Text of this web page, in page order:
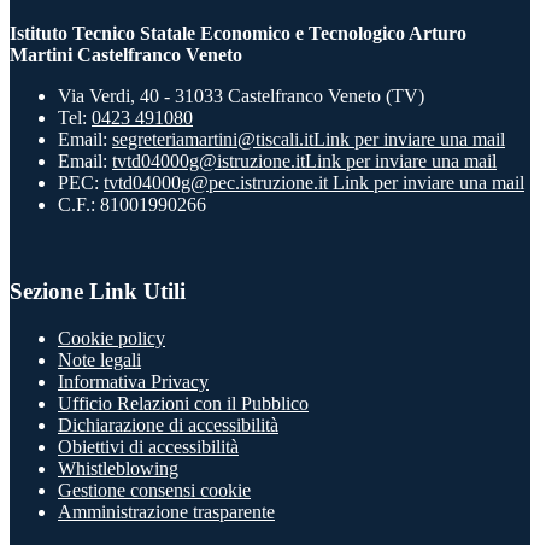
Istituto Tecnico Statale Economico e Tecnologico Arturo
Martini Castelfranco Veneto
Via Verdi, 40 - 31033 Castelfranco Veneto (TV)
Tel: 0423 491080
Email: segreteriamartini@tiscali.itLink per inviare una mail
Email: tvtd04000g@istruzione.itLink per inviare una mail
PEC: tvtd04000g@pec.istruzione.it Link per inviare una mail
C.F.: 81001990266
Sezione Link Utili
Cookie policy
Note legali
Informativa Privacy
Ufficio Relazioni con il Pubblico
Dichiarazione di accessibilità
Obiettivi di accessibilità
Whistleblowing
Gestione consensi cookie
Amministrazione trasparente